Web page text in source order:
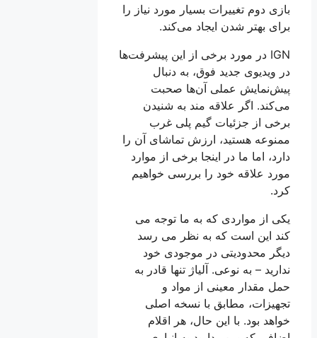
بازی دوم تغییرات بسیار مورد نیاز را
برای بهتر شدن ایجاد می‌کند.
IGN در مورد برخی از این پیشرفت‌ها
در ویدیوی جدید فوق، به دنبال
پیش‌نمایش عملی آن‌ها صحبت
می‌کند. اگر علاقه مند به شنیدن
برخی از جزئیات گیم پلی غرب
ممنوعه هستید، ارزش تماشای آن را
دارد، اما ما در اینجا برخی از موارد
مورد علاقه خود را بررسی خواهیم
کرد.
یکی از مواردی که به ما توجه می
کند این است که به نظر می رسد
دیگر محدودیتی در موجودی خود
ندارید – به نوعی. آلیاژ تنها قادر به
حمل مقدار معینی از مواد و
تجهیزات، مطابق با نسخه اصلی
خواهد بود. با این حال، هر اقلام